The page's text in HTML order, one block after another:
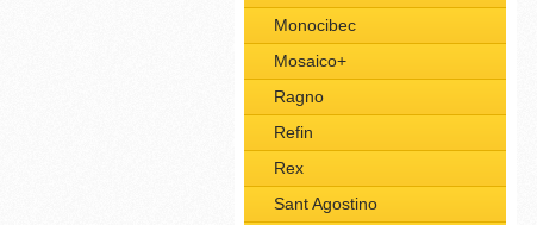
Monocibec
Mosaico+
Ragno
Refin
Rex
Sant Agostino